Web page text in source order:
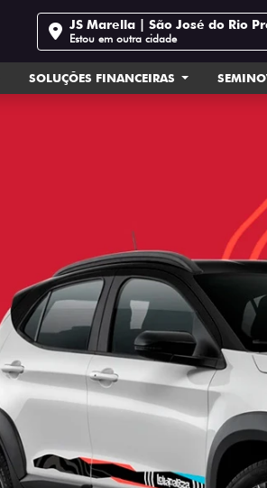
JS Marella | São José do Rio
Estou em outra cidade
SOLUÇÕES FINANCEIRAS